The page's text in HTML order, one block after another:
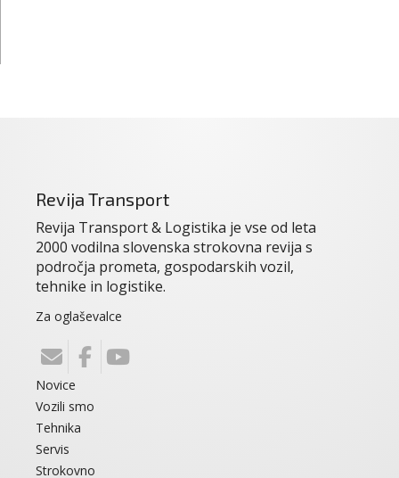
Revija Transport
Revija Transport & Logistika je vse od leta
2000 vodilna slovenska strokovna revija s
področja prometa, gospodarskih vozil,
tehnike in logistike.
Za oglaševalce
Novice
Vozili smo
Tehnika
Servis
Strokovno